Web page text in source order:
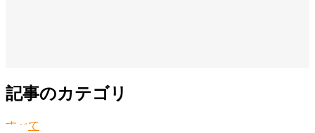
記事のカテゴリ
すべて